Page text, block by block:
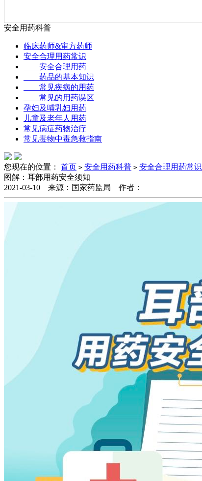
安全用药科普
临床药师&审方药师
安全合理用药常识
安全合理用药
药品的基本知识
常见疾病的用药
常见的用药误区
孕妇及哺乳妇用药
儿童及老年人用药
常见病症药物治疗
常见毒物中毒急救指南
您现在的位置： 首页 > 安全用药科普 > 安全合理用药常识
图解：耳部用药安全须知
2021-03-10 来源：国家药监局 作者：